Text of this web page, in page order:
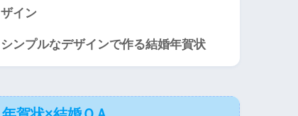
ザイン
シンプルなデザインで作る結婚年賀状